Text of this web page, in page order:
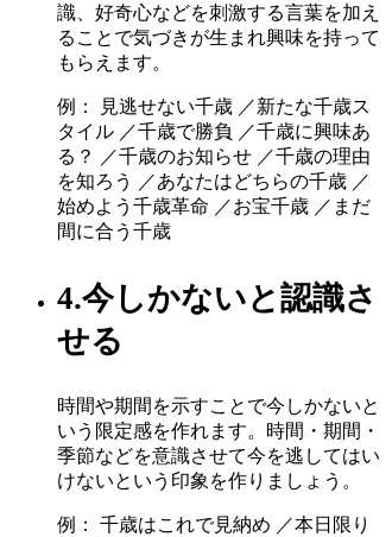
識、好奇心などを刺激する言葉を加え
ることで気づきが生まれ興味を持って
もらえます。
例： 見逃せない千歳 ／新たな千歳ス
タイル ／千歳で勝負 ／千歳に興味あ
る？ ／千歳のお知らせ ／千歳の理由
を知ろう ／あなたはどちらの千歳 ／
始めよう千歳革命 ／お宝千歳 ／まだ
間に合う千歳
4.今しかないと認識さ
せる
時間や期間を示すことで今しかないと
いう限定感を作れます。時間・期間・
季節などを意識させて今を逃してはい
けないという印象を作りましょう。
例： 千歳はこれで見納め ／本日限り